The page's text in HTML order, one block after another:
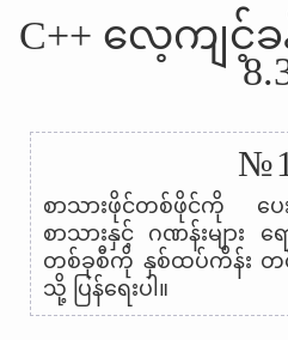
C++ လေ့ကျင့်ခ
စာသားဖိုင်တစ်ဖိုင်ကို ပ
စာသားနှင့် ဂဏန်းများ
တစ်ခုစီကို နှစ်ထပ်ကိန်း တ
သို့ ပြန်ရေးပါ။